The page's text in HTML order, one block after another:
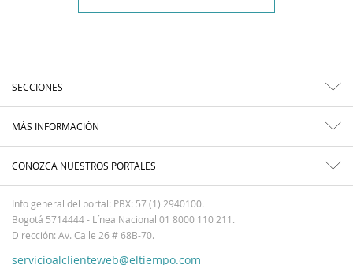
SECCIONES
MÁS INFORMACIÓN
CONOZCA NUESTROS PORTALES
Info general del portal: PBX: 57 (1) 2940100.
Bogotá 5714444 - Línea Nacional 01 8000 110 211.
Dirección: Av. Calle 26 # 68B-70.
servicioalclienteweb@eltiempo.com